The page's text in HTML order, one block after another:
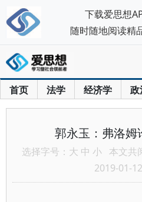
首页 法学 经济学 政
郭永玉：弗洛姆
选择字号： 大 中 小 本文共
2019-01-
下载爱思想
随时随地阅读精